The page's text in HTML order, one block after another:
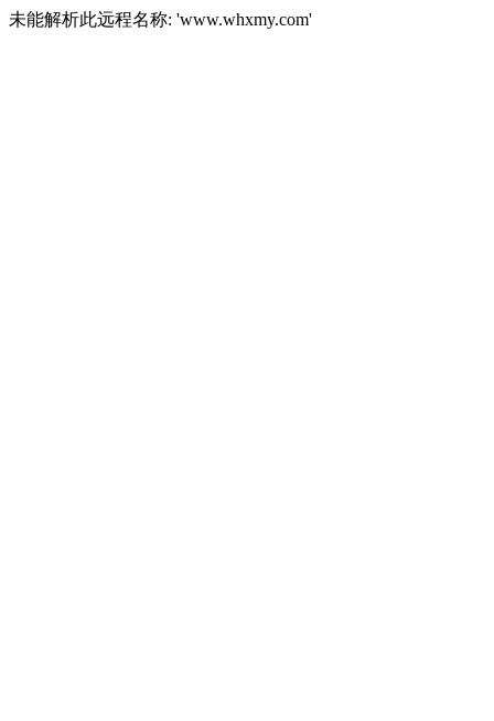
未能解析此远程名称: 'www.whxmy.com'